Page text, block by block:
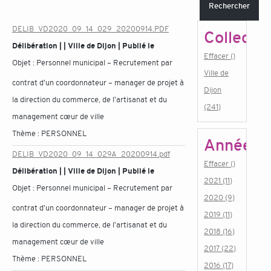
Rechercher
DELIB_VD2020_09_14_029_20200914.PDF
Délibération | | Ville de Dijon | Publié le
Objet : Personnel municipal – Recrutement par
contrat d'un coordonnateur – manager de projet à
la direction du commerce, de l'artisanat et du
management cœur de ville
Thème : PERSONNEL
DELIB_VD2020_09_14_029A_20200914.pdf
Délibération | | Ville de Dijon | Publié le
Objet : Personnel municipal – Recrutement par
contrat d'un coordonnateur – manager de projet à
la direction du commerce, de l'artisanat et du
management cœur de ville
Thème : PERSONNEL
Effacer ()
Ville de
Dijon
(241)
Année
Effacer ()
2021 (11)
2020 (9)
2019 (11)
2018 (16)
2017 (22)
2016 (17)